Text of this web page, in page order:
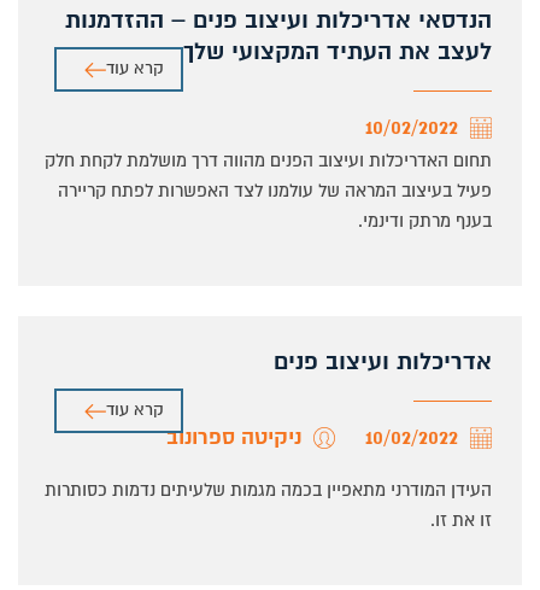
הנדסאי אדריכלות ועיצוב פנים – ההזדמנות
לעצב את העתיד המקצועי שלך
10/02/2022
תחום האדריכלות ועיצוב הפנים מהווה דרך מושלמת לקחת חלק
פעיל בעיצוב המראה של עולמנו לצד האפשרות לפתח קריירה
בענף מרתק ודינמי.
קרא עוד
אדריכלות ועיצוב פנים
10/02/2022 ניקיטה ספרונוב
העידן המודרני מתאפיין בכמה מגמות שלעיתים נדמות כסותרות
זו את זו.
קרא עוד